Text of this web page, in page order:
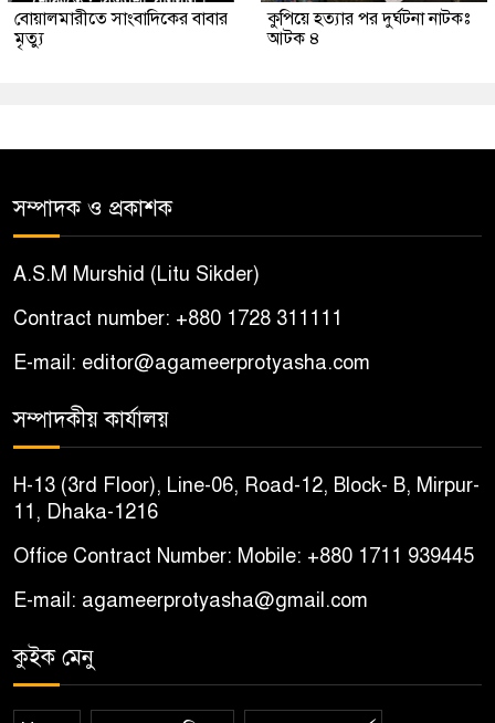
বোয়ালমারীতে সাংবাদিকের বাবার
মৃত্যু
কুপিয়ে হত্যার পর দুর্ঘটনা নাটকঃ
আটক ৪
সম্পাদক ও প্রকাশক
A.S.M Murshid (Litu Sikder)
Contract number: +880 1728 311111
E-mail: editor@agameerprotyasha.com
সম্পাদকীয় কার্যালয়
H-13 (3rd Floor), Line-06, Road-12, Block- B, Mirpur-
11, Dhaka-1216
Office Contract Number: Mobile: +880 1711 939445
E-mail: agameerprotyasha@gmail.com
কুইক মেনু